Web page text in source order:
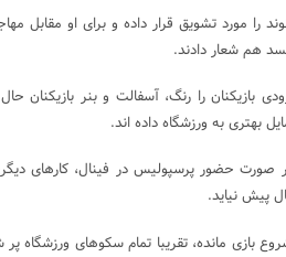
را مورد تشویق قرار داده و برای او مقابل
هم شعار دادند.
بازیکنان را رنگ، آسفالت و بنر
بهتری به ورزشگاه داده اند.
صورت حضور پرسپولیس در فینال، کارهای
پیش نیاید.
بازی مانده، تقریبا تمام سکوهای